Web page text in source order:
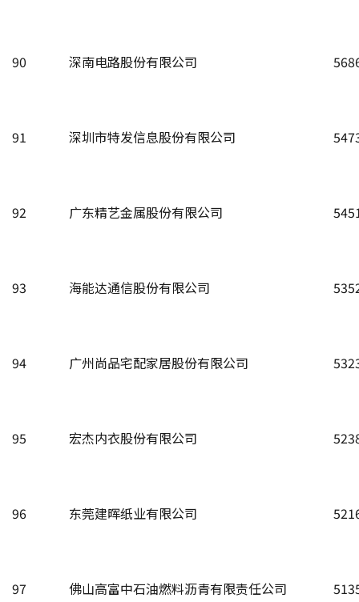
90 深南电路股份有限公司
91 深圳市特发信息股份有限公司
92 广东精艺金属股份有限公司
93 海能达通信股份有限公司
94 广州尚品宅配家居股份有限公司
95 宏杰内衣股份有限公司
96 东莞建晖纸业有限公司
97 佛山高富中石油燃料沥青有限责任公司